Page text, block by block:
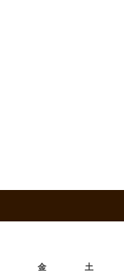
金 土